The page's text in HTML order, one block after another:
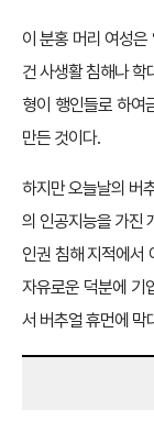
이 분홍 머리 여성은
건 사생활 침해나 학
형이 행인들로 하여
만든 것이다.
하지만 오늘날의 버
의 인공지능을 가진
인권 침해 지적에서
자유로운 덕분에 기
서 버추얼 휴먼에 막